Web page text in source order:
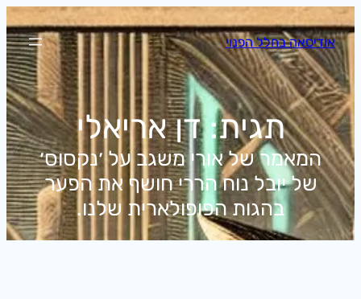
לדלג
לתוכןאודיסאה בחלל הפנוי
תגית:דן אריאלי
המאמר של אורי משגב על ׳נקסוס׳
של יובל נוח הררי חושף את הפער
בהגות הפופולארית שלנו.